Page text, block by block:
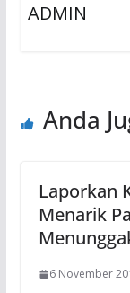
ADMIN
Anda
Laporkan
Menarik
6 November